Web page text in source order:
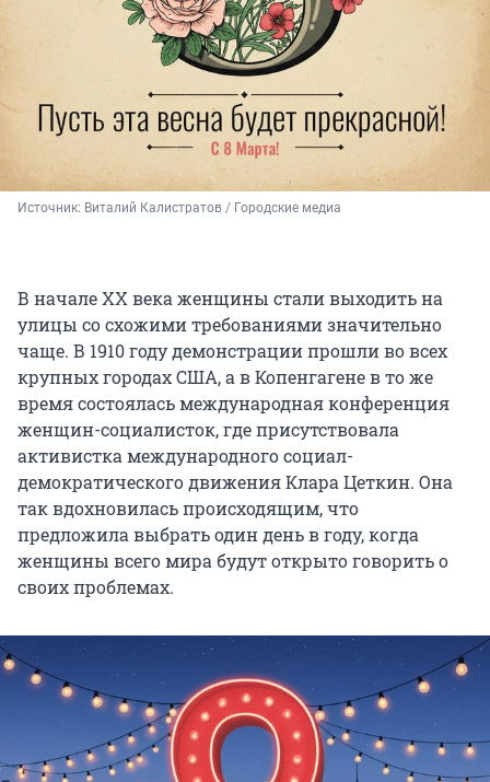
Источник: Виталий Калистратов / Городские медиа
В начале ХХ века женщины стали выходить на
улицы со схожими требованиями значительно
чаще. В 1910 году демонстрации прошли во всех
крупных городах США, а в Копенгагене в то же
время состоялась международная конференция
женщин-социалисток, где присутствовала
активистка международного социал-
демократического движения Клара Цеткин. Она
так вдохновилась происходящим, что
предложила выбрать один день в году, когда
женщины всего мира будут открыто говорить о
своих проблемах.